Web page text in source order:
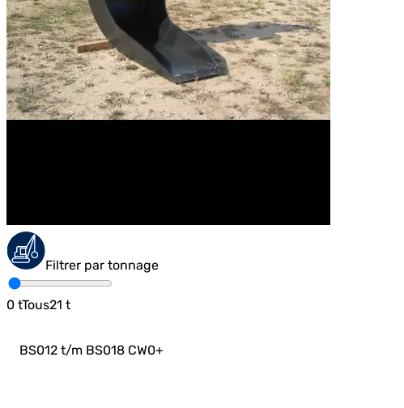
Filtrer par tonnage
0 tTous21 t
BS012 t/m BS018 CW0+